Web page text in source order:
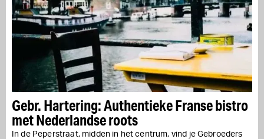
Gebr. Hartering: Authentieke Franse bistro
met Nederlandse roots
In de Peperstraat, midden in het centrum, vind je Gebroeders